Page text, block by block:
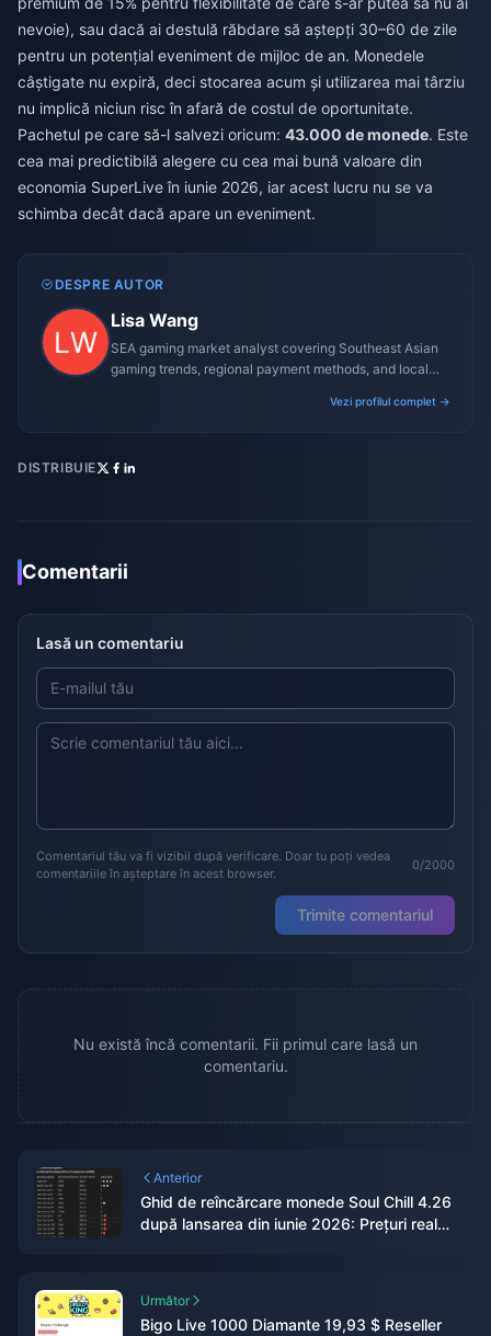
nevoie), sau dacă ai destulă răbdare să aștepți 30–60 de zile
pentru un potențial eveniment de mijloc de an. Monedele
câștigate nu expiră, deci stocarea acum și utilizarea mai târziu
nu implică niciun risc în afară de costul de oportunitate.
Pachetul pe care să-l salvezi oricum: 43.000 de monede. Este
cea mai predictibilă alegere cu cea mai bună valoare din
economia SuperLive în iunie 2026, iar acest lucru nu se va
schimba decât dacă apare un eveniment.
DESPRE AUTOR
Lisa Wang
SEA gaming market analyst covering Southeast Asian
gaming trends, regional payment methods, and local
Vezi profilul complet →
DISTRIBUIE
Comentarii
Lasă un comentariu
Comentariul tău va fi vizibil după verificare. Doar tu poți vedea
comentariile în așteptare în acest browser.
0/2000
Trimite comentariul
Nu există încă comentarii. Fii primul care lasă un
comentariu.
Anterior
Ghid de reîncărcare monede Soul Chill 4.26
după lansarea din iunie 2026: Prețuri reale,
Următor
Bigo Live 1000 Diamante 19,93 $ Reseller